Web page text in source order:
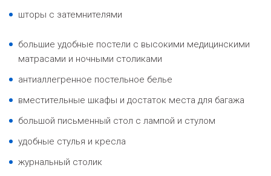
шторы с затемнителями
большие удобные постели с высокими медицинскими
матрасами и ночными столиками
антиаллегренное постельное белье
вместительные шкафы и достаток места для багажа
большой письменный стол с лампой и стулом
удобные стулья и кресла
журнальный столик